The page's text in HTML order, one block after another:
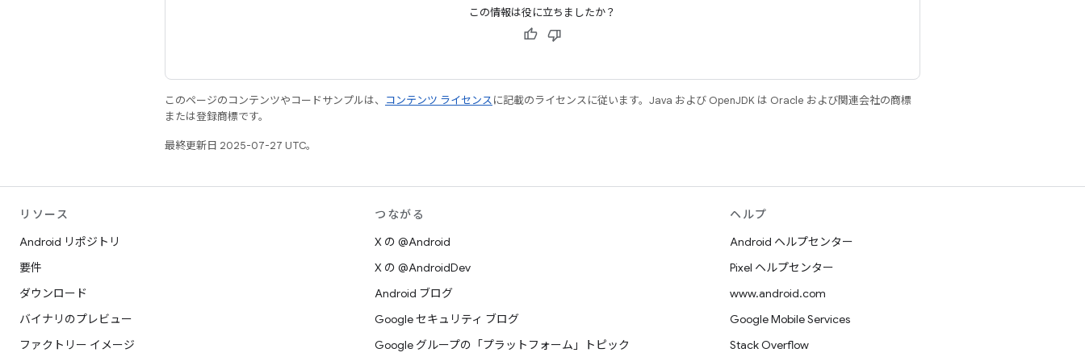
この情報は役に立ちましたか？
このページのコンテンツやコードサンプルは、 コンテンツ ライセンスに記載のライセンスに従います。Java および OpenJDK は Oracle および関連会社の商標
または登録商標です。
最終更新日 2025-07-27 UTC。
リソース
Android リポジトリ
要件
ダウンロード
バイナリのプレビュー
ファクトリー イメージ
つながる
X の @Android
X の @AndroidDev
Android ブログ
Google セキュリティ ブログ
Google グループの「プラットフォーム」トピック
ヘルプ
Android ヘルプセンター
Pixel ヘルプセンター
www.android.com
Google Mobile Services
Stack Overflow